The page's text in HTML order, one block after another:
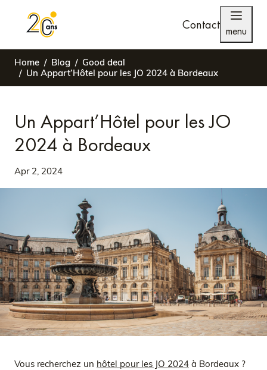
Contact menu
Home Blog
Good deal
Un Appart’Hôtel pour les JO 2024 à Bordeaux
Un Appart’Hôtel pour les JO
2024 à Bordeaux
Apr 2, 2024
Vous recherchez un hôtel pour les JO 2024 à Bordeaux ?